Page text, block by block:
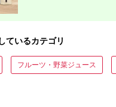
ているカテゴリ
フルーツ・野菜ジュース